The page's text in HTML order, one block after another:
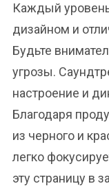
Каждый
дизайном и
Будьте
угрозы.
настроение и
Благодаря
из черного и
легко
эту страницу в